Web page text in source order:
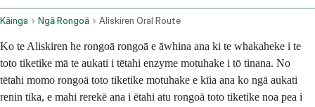
Kāinga Ngā Rongoā Aliskiren Oral Route
Ko te Aliskiren he rongoā rongoā e āwhina ana ki te whakaheke i te
toto tiketike mā te aukati i tētahi enzyme motuhake i tō tinana. No
tētahi momo rongoā toto tiketike motuhake e kīia ana ko ngā aukati
renin tika, e mahi rerekē ana i ētahi atu rongoā toto tiketike noa pea i